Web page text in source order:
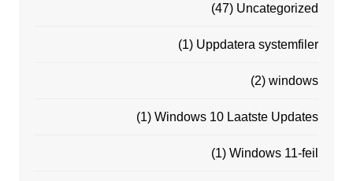
Uncategorized
(47)
Uppdatera systemfiler
(1)
windows
(2)
Windows 10 Laatste Updates
(1)
Windows 11-feil
(1)